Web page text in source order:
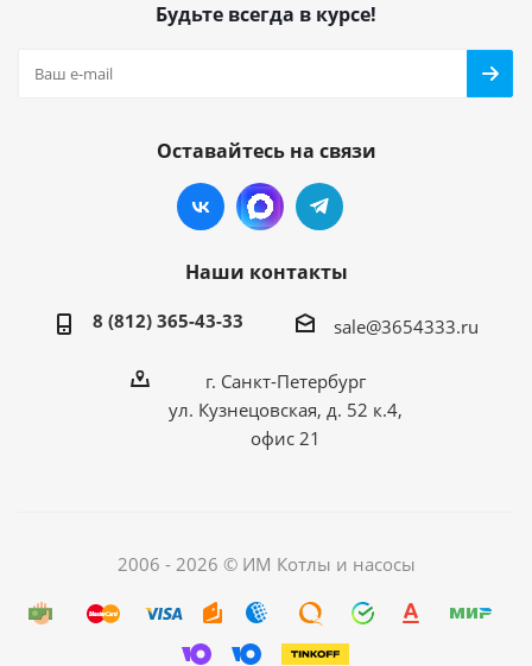
Будьте всегда в курсе!
Оставайтесь на связи
Наши контакты
8 (812) 365-43-33 sale@3654333.ru
г. Санкт-Петербург
ул. Кузнецовская, д. 52 к.4,
офис 21
2006 - 2026 © ИМ Котлы и насосы